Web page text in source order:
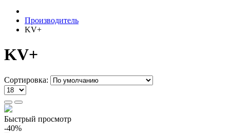
Производитель
KV+
KV+
Сортировка:
Быстрый просмотр
-40%